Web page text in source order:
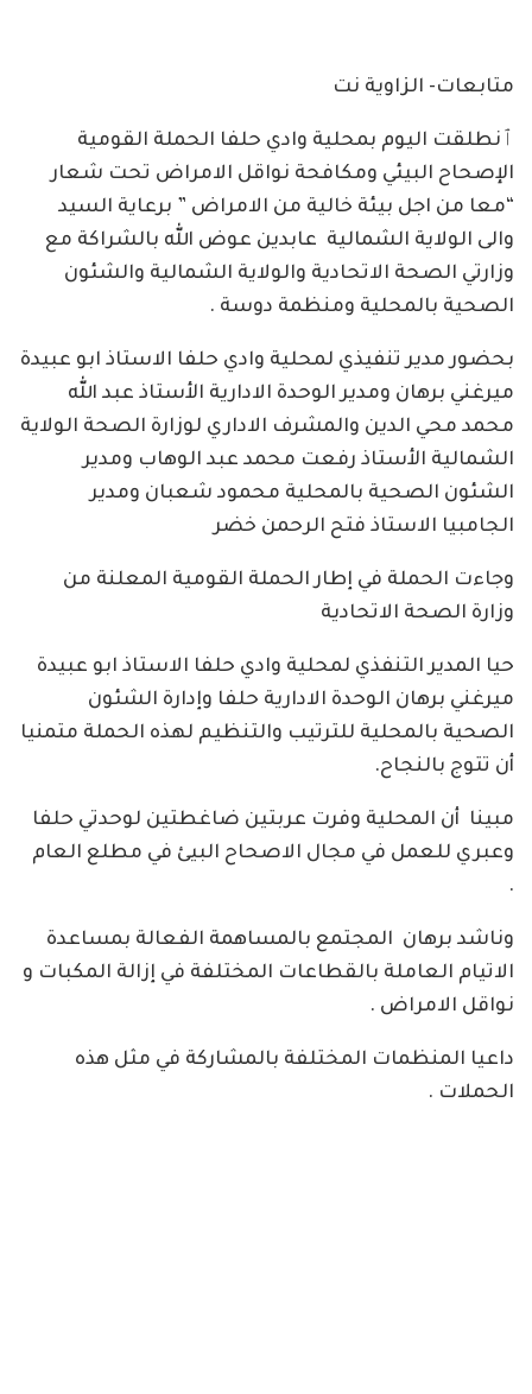
متابعات- الزاوية نت
ٱنطلقت اليوم بمحلية وادي حلفا الحملة القومية
الإصحاح البيئي ومكافحة نواقل الامراض تحت شعار
“معا من اجل بيئة خالية من الامراض ” برعاية السيد
والى الولاية الشمالية عابدين عوض الله بالشراكة مع
وزارتي الصحة الاتحادية والولاية الشمالية والشئون
الصحية بالمحلية ومنظمة دوسة .
بحضور مدير تنفيذي لمحلية وادي حلفا الاستاذ ابو عبيدة
ميرغني برهان ومدير الوحدة الادارية الأستاذ عبد الله
محمد محي الدين والمشرف الاداري لوزارة الصحة الولاية
الشمالية الأستاذ رفعت محمد عبد الوهاب ومدير
الشئون الصحية بالمحلية محمود شعبان ومدير
الجامبيا الاستاذ فتح الرحمن خضر
وجاءت الحملة في إطار الحملة القومية المعلنة من
وزارة الصحة الاتحادية
حيا المدير التنفذي لمحلية وادي حلفا الاستاذ ابو عبيدة
ميرغني برهان الوحدة الادارية حلفا وإدارة الشئون
الصحية بالمحلية للترتيب والتنظيم لهذه الحملة متمنيا
أن تتوج بالنجاح.
مبينا أن المحلية وفرت عربتين ضاغطتين لوحدتي حلفا
وعبري للعمل في مجال الاصحاح البيئ في مطلع العام
.
وناشد برهان المجتمع بالمساهمة الفعالة بمساعدة
الاتيام العاملة بالقطاعات المختلفة في إزالة المكبات و
نواقل الامراض .
داعيا المنظمات المختلفة بالمشاركة في مثل هذه
الحملات .